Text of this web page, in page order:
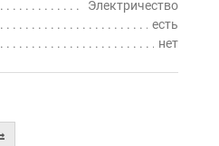
Электричество
есть
нет